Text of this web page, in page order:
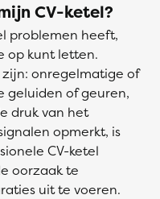
CV-ketel?
problemen heeft,
op kunt letten.
onregelmatige of
geluiden of geuren,
druk van het
opmerkt, is
CV-ketel
oorzaak te
uit te voeren.